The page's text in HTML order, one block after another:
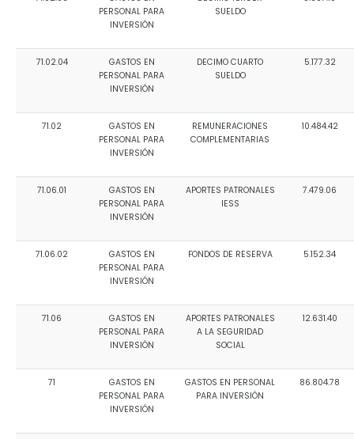
PERSONAL PARA
INVERSIÓN
SUELDO
71.02.04
GASTOS EN
PERSONAL PARA
INVERSIÓN
DECIMO CUARTO
SUELDO
5.177.32
71.02
GASTOS EN
PERSONAL PARA
INVERSIÓN
REMUNERACIONES
COMPLEMENTARIAS
10.484.42
71.06.01
GASTOS EN
PERSONAL PARA
INVERSIÓN
APORTES PATRONALES
IESS
7.479.06
71.06.02
GASTOS EN
PERSONAL PARA
INVERSIÓN
FONDOS DE RESERVA 5.152.34
71.06
GASTOS EN
PERSONAL PARA
INVERSIÓN
APORTES PATRONALES
A LA SEGURIDAD
SOCIAL
12.631.40
71
GASTOS EN
PERSONAL PARA
INVERSIÓN
GASTOS EN PERSONAL
PARA INVERSIÓN
86.804.78